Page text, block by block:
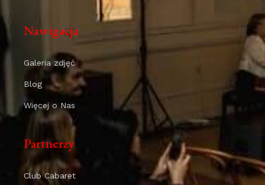
Nawigacja
Galeria zdjęć
Blog
Więcej o Nas
Partnerzy
Club Cabaret